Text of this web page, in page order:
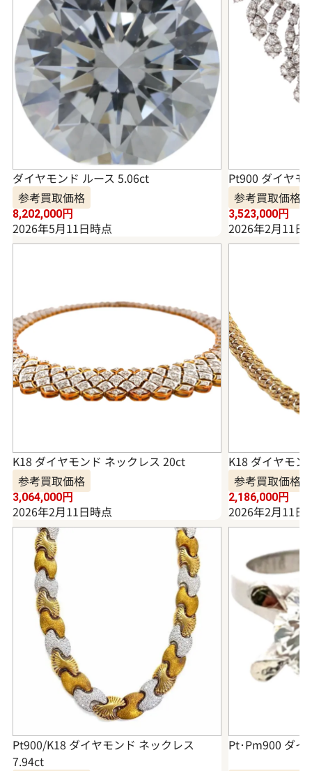
ダイヤモンド ルース 5.06ct
参考買取価格
8,202,000円
2026年5月11日時点
Pt900 ダイヤモ
参考買取価格
3,523,000円
2026年2月11日
K18 ダイヤモンド ネックレス 20ct
参考買取価格
3,064,000円
2026年2月11日時点
K18 ダイヤモン
参考買取価格
2,186,000円
2026年2月11日
Pt900/K18 ダイヤモンド ネックレス
7.94ct
Pt･Pm900 ダイ